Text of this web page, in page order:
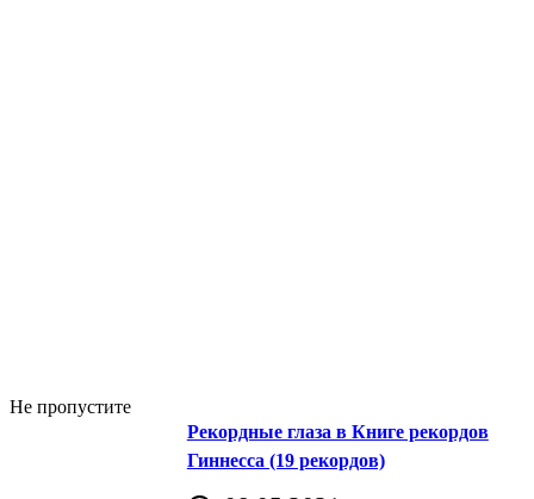
Не пропустите
Рекордные глаза в Книге рекордов
Гиннесса (19 рекордов)